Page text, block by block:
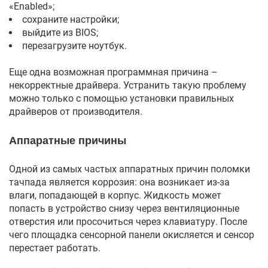
«Enabled»;
сохраните настройки;
выйдите из BIOS;
перезагрузите ноутбук.
Еще одна возможная программная причина –
некорректные драйвера. Устранить такую проблему
можно только с помощью установки правильных
драйверов от производителя.
Аппаратные причины
Одной из самых частых аппаратных причин поломки
тачпада является коррозия: она возникает из-за
влаги, попадающей в корпус. Жидкость может
попасть в устройство снизу через вентиляционные
отверстия или просочиться через клавиатуру. После
чего площадка сенсорной панели окисляется и сенсор
перестает работать.